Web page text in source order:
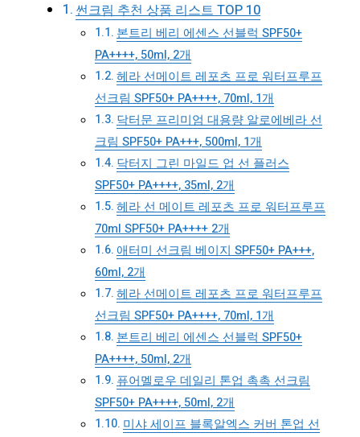
썬크림 추천 상품 리스트 TOP 10
본트리 베리 에센스 선블럭 SPF50+
PA++++, 50ml, 2개
헤라 선메이트 레포츠 프로 워터프루프
선크림 SPF50+ PA++++, 70ml, 1개
닥터문 프리미엄 대용량 알로에베라 선
크림 SPF50+ PA+++, 500ml, 1개
닥터지 그린 마일드 업 선 플러스
SPF50+ PA++++, 35ml, 2개
헤라 선 메이트 레포츠 프로 워터프루프
70ml SPF50+ PA++++ 2개
애터미 선크림 베이지 SPF50+ PA+++,
60ml, 2개
헤라 선메이트 레포츠 프로 워터프루프
선크림 SPF50+ PA++++, 70ml, 1개
본트리 베리 에센스 선블럭 SPF50+
PA++++, 50ml, 2개
퓨어멜로우 데일리 톤업 촉촉 선크림
SPF50+ PA++++, 50ml, 2개
미샤 세이프 블록알엑스 커버 톤업 선